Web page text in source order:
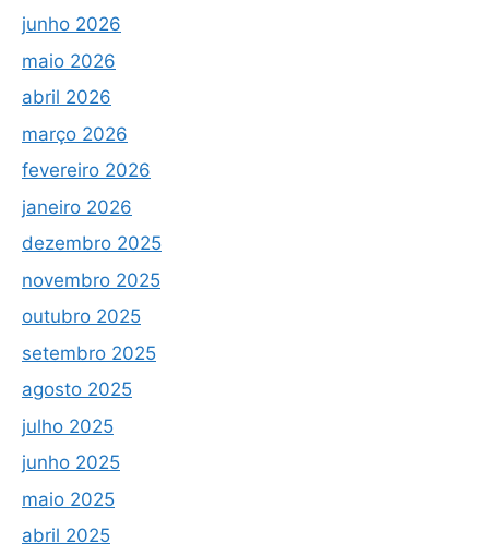
junho 2026
maio 2026
abril 2026
março 2026
fevereiro 2026
janeiro 2026
dezembro 2025
novembro 2025
outubro 2025
setembro 2025
agosto 2025
julho 2025
junho 2025
maio 2025
abril 2025